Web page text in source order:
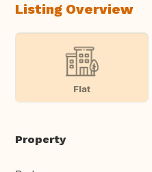
Listing Overview
Flat
Property